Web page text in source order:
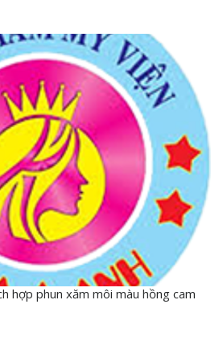
hợp phun xăm môi màu hồng cam